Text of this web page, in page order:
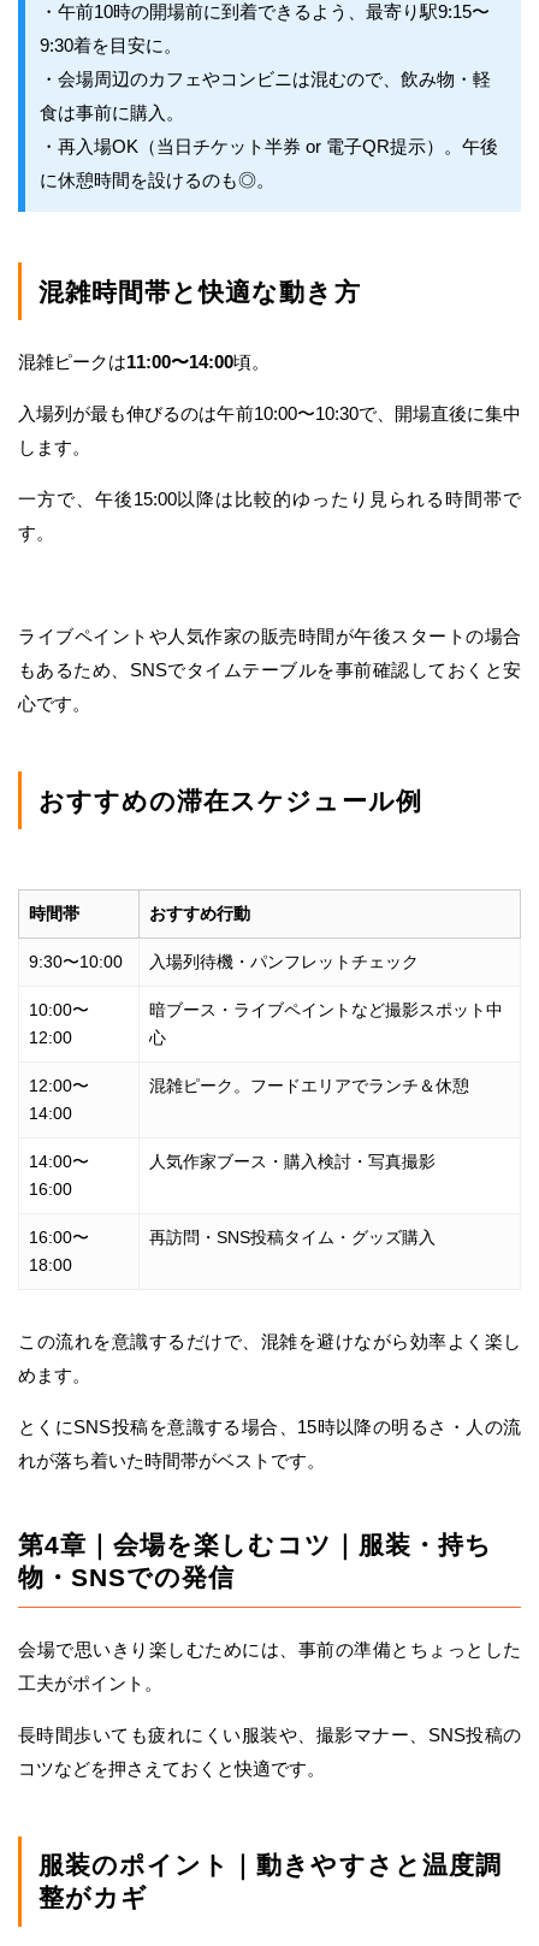
・午前10時の開場前に到着できるよう、最寄り駅9:15〜
9:30着を目安に。
・会場周辺のカフェやコンビニは混むので、飲み物・軽
食は事前に購入。
・再入場OK（当日チケット半券 or 電子QR提示）。午後
に休憩時間を設けるのも◎。
混雑時間帯と快適な動き方
混雑ピークは11:00〜14:00頃。
入場列が最も伸びるのは午前10:00〜10:30で、開場直後に集中
します。
一方で、午後15:00以降は比較的ゆったり見られる時間帯で
す。
ライブペイントや人気作家の販売時間が午後スタートの場合
もあるため、SNSでタイムテーブルを事前確認しておくと安
心です。
おすすめの滞在スケジュール例
時間帯 おすすめ行動
9:30〜10:00 入場列待機・パンフレットチェック
10:00〜
12:00
暗ブース・ライブペイントなど撮影スポット中
心
12:00〜
14:00
混雑ピーク。フードエリアでランチ＆休憩
14:00〜
16:00
人気作家ブース・購入検討・写真撮影
16:00〜
18:00
再訪問・SNS投稿タイム・グッズ購入
この流れを意識するだけで、混雑を避けながら効率よく楽し
めます。
とくにSNS投稿を意識する場合、15時以降の明るさ・人の流
れが落ち着いた時間帯がベストです。
第4章｜会場を楽しむコツ｜服装・持ち
物・SNSでの発信
会場で思いきり楽しむためには、事前の準備とちょっとした
工夫がポイント。
長時間歩いても疲れにくい服装や、撮影マナー、SNS投稿の
コツなどを押さえておくと快適です。
服装のポイント｜動きやすさと温度調
整がカギ